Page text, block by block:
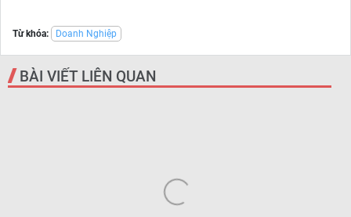
Từ khóa: Doanh Nghiệp
BÀI VIẾT LIÊN QUAN